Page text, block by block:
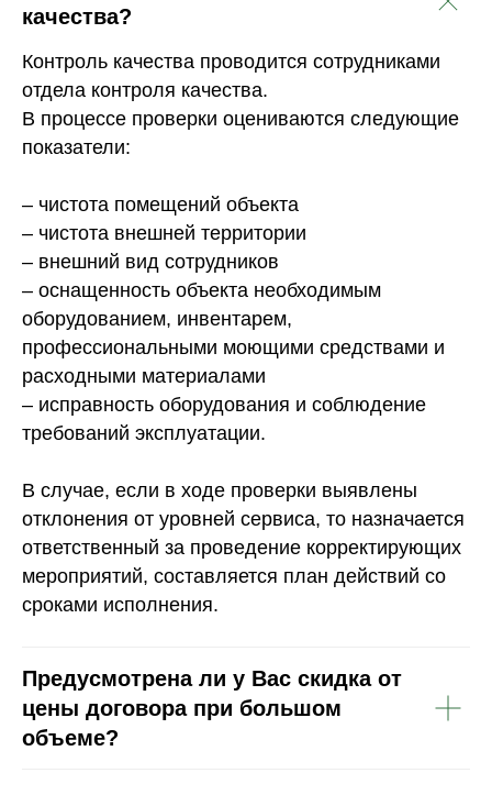
качества?
Контроль качества проводится сотрудниками
отдела контроля качества.
В процессе проверки оцениваются следующие
показатели:
– чистота помещений объекта
– чистота внешней территории
– внешний вид сотрудников
– оснащенность объекта необходимым
оборудованием, инвентарем,
профессиональными моющими средствами и
расходными материалами
– исправность оборудования и соблюдение
требований эксплуатации.
В случае, если в ходе проверки выявлены
отклонения от уровней сервиса, то назначается
ответственный за проведение корректирующих
мероприятий, составляется план действий со
сроками исполнения.
Предусмотрена ли у Вас скидка от
цены договора при большом
объеме?